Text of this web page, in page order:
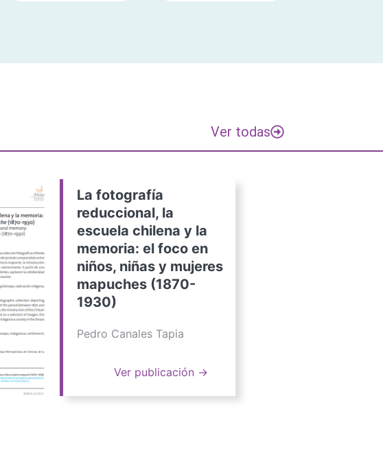
Ver todas
La fotografía
reduccional, la
escuela chilena y la
memoria: el foco en
niños, niñas y mujeres
mapuches (1870-
1930)
Pedro Canales Tapia
Ver publicación →